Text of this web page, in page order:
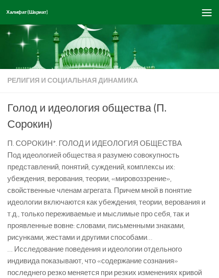
Перейти к содержимому
Халифат (Шариат)
РЕЛИГИЯ И СОЦИАЛЬНАЯ ДИНАМИКА
Голод и идеология общества (П.
Сорокин)
П. СОРОКИН*. ГОЛОД И ИДЕОЛОГИЯ ОБЩЕСТВА
Под идеологией общества я разумею совокупность
представлений, понятий, суждений, комплексы их:
убеждения, верования, теории, «мировоззрение»,
свойственные членам агрегата. Причем мной в понятие
идеологии включаются как убеждения, теории, верования и
т.д., только переживаемые и мыслимые про себя, так и
проявленные вовне: словами, письменными знаками,
рисунками, жестами и другими способами…
… Исследование поведения и идеологии отдельного
индивида показывают, что «содержание сознания»
последнего резко меняется при резких изменениях кривой